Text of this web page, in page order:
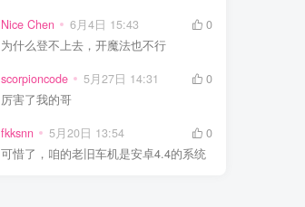
Nice Chen 6月4日 15:43
0
为什么登不上去，开魔法也不行
scorpioncode 5月27日 14:31
0
厉害了我的哥
fkksnn 5月20日 13:54
0
可惜了，咱的老旧车机是安卓4.4的系统